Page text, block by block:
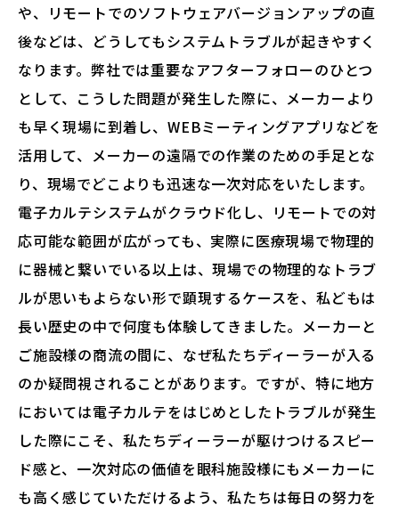
や、リモートでのソフトウェアバージョンアップの直
後などは、どうしてもシステムトラブルが起きやすく
なります。弊社では重要なアフターフォローのひとつ
として、こうした問題が発生した際に、メーカーより
も早く現場に到着し、WEBミーティングアプリなどを
活用して、メーカーの遠隔での作業のための手足とな
り、現場でどこよりも迅速な一次対応をいたします。
電子カルテシステムがクラウド化し、リモートでの対
応可能な範囲が広がっても、実際に医療現場で物理的
に器械と繋いでいる以上は、現場での物理的なトラブ
ルが思いもよらない形で顕現するケースを、私どもは
長い歴史の中で何度も体験してきました。メーカーと
ご施設様の商流の間に、なぜ私たちディーラーが入る
のか疑問視されることがあります。ですが、特に地方
においては電子カルテをはじめとしたトラブルが発生
した際にこそ、私たちディーラーが駆けつけるスピー
ド感と、一次対応の価値を眼科施設様にもメーカーに
も高く感じていただけるよう、私たちは毎日の努力を